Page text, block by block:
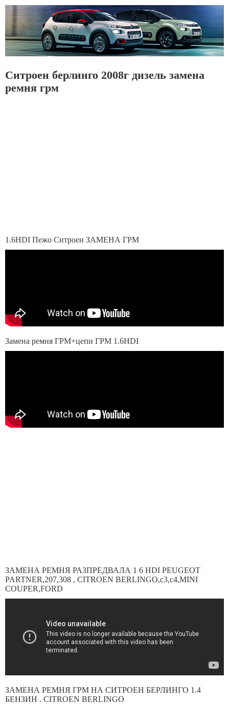
Ситроен берлинго 2008г дизель замена
ремня грм
1.6HDI Пежо Ситроен ЗАМЕНА ГРМ
Замена ремня ГРМ+цепи ГРМ 1.6HDI
ЗАМЕНА РЕМНЯ РАЗПРЕДВАЛА 1 6 HDI PEUGEOT
PARTNER,207,308 , CITROEN BERLINGO,c3,c4,MINI
COUPER,FORD
ЗАМЕНА РЕМНЯ ГРМ НА СИТРОЕН БЕРЛИНГО 1.4
БЕНЗИН . CITROEN BERLINGO